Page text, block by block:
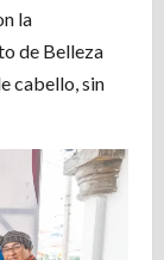
la
de Belleza
cabello, sin